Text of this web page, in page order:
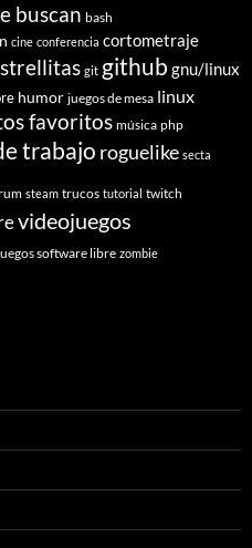
buscan bash
cine conferencia cortometraje
git github gnu/linux
humor juegos de mesa linux
favoritos música php
trabajo roguelike secta
steam trucos tutorial twitch
videojuegos
software libre zombie